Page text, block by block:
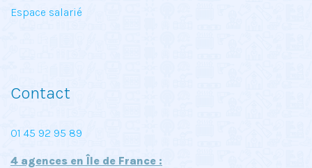
Espace salarié
Contact
01 45 92 95 89
4 agences en Île de France :